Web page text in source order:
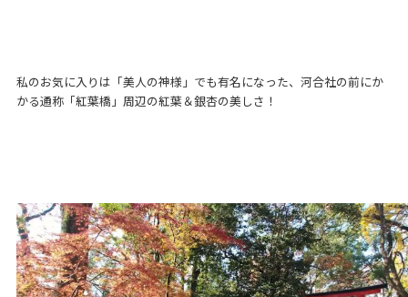
私のお気に入りは「美人の神様」でも有名になった、河合社の前にか
かる通称「紅葉橋」周辺の紅葉＆銀杏の美しさ！